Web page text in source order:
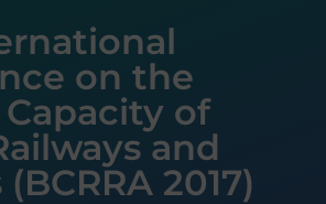
on the
of
and
2017)